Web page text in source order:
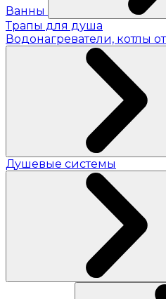
Ванны
Трапы для душа
Водонагреватели, котлы
Душевые системы